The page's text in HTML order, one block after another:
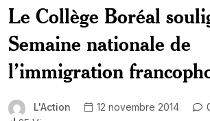
Le Collège Boréal
Semaine nationale de
l’immigration
L'Action 12 novembre 2014